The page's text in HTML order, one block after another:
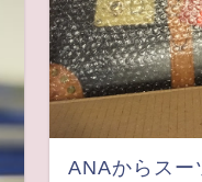
ANAからスー